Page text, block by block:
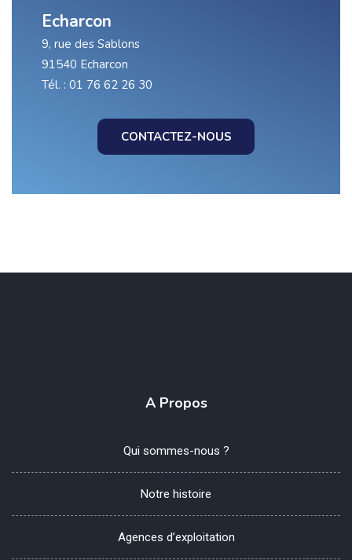
Echarcon
9, rue des Sablons
91540 Echarcon
Tél. : 01 76 62 26 30
CONTACTEZ-NOUS
A Propos
Qui sommes-nous ?
Notre histoire
Agences d’exploitation